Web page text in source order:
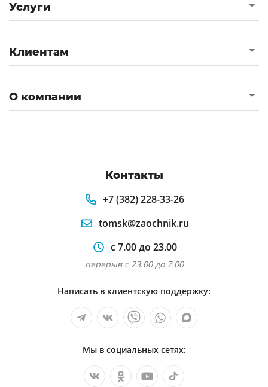
Услуги
Клиентам
О компании
Контакты
+7 (382) 228-33-26
tomsk@zaochnik.ru
с 7.00 до 23.00
перерыв с 23.00 до 7.00
Написать в клиентскую поддержку:
Мы в социальных сетях: